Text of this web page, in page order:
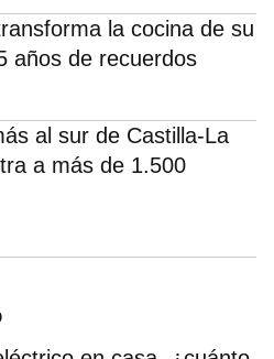
la cocina de su
años de recuerdos
al sur de Castilla-La
a más de 1.500